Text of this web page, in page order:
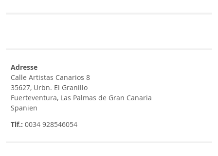
Adresse
Calle Artistas Canarios 8
35627, Urbn. El Granillo
Fuerteventura, Las Palmas de Gran Canaria
Spanien
Tlf.: 0034 928546054